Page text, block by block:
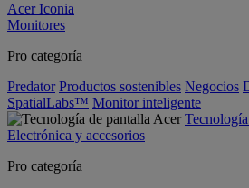
Acer Iconia
Monitores
Pro categoría
Predator Productos sostenibles Negocios
SpatialLabs™ Monitor inteligente
Electrónica y accesorios
Pro categoría